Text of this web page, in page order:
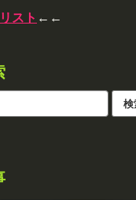
スト ←←